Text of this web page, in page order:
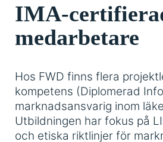
IMA-
medarbetare
Hos FWD finns flera
kompetens (Diplomerad
marknadsansvarig inom
Utbildningen har fokus på
och etiska riktlinjer för